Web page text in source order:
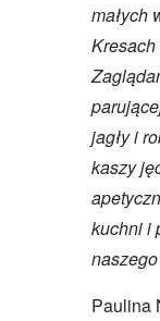
małych
jagły i
kaszy
kuchni i
Paulina